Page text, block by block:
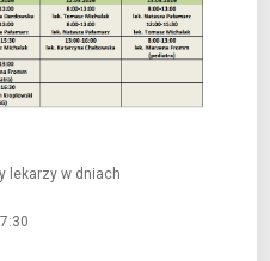
lekarzy w dniach